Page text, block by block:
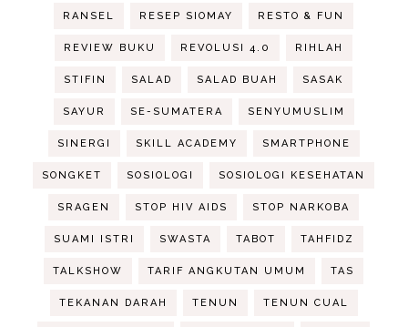
RANSEL RESEP SIOMAY RESTO & FUN
REVIEW BUKU REVOLUSI 4.0 RIHLAH
STIFIN SALAD SALAD BUAH SASAK
SAYUR SE-SUMATERA SENYUMUSLIM
SINERGI SKILL ACADEMY SMARTPHONE
SONGKET SOSIOLOGI SOSIOLOGI KESEHATAN
SRAGEN STOP HIV AIDS STOP NARKOBA
SUAMI ISTRI SWASTA TABOT TAHFIDZ
TALKSHOW TARIF ANGKUTAN UMUM TAS
TEKANAN DARAH TENUN TENUN CUAL